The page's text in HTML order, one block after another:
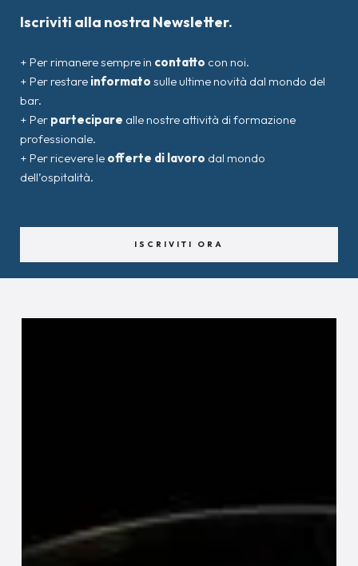
Iscriviti alla nostra Newsletter.
+ Per rimanere sempre in contatto con noi.
+ Per restare informato sulle ultime novità dal mondo del
bar.
+ Per partecipare alle nostre attività di formazione
professionale.
+ Per ricevere le offerte di lavoro dal mondo
dell’ospitalità.
ISCRIVITI ORA